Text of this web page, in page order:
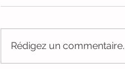
Rédigez un